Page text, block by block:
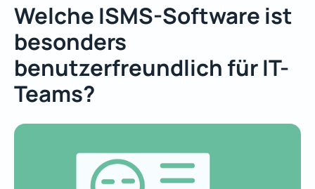
Welche ISMS-Software ist
besonders
benutzerfreundlich für IT-
Teams?